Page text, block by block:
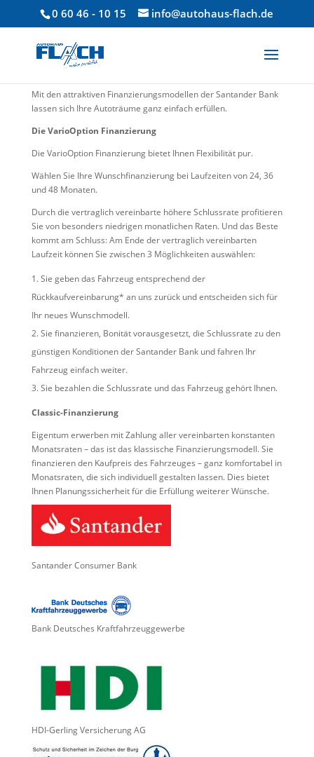
0 60 46 - 10 15 info@autohaus-flach.de
Mit den attraktiven Finanzierungsmodellen der Santander Bank
lassen sich Ihre Autoträume ganz einfach erfüllen.
Die VarioOption Finanzierung
Die VarioOption Finanzierung bietet Ihnen Flexibilität pur.
Wählen Sie Ihre Wunschfinanzierung bei Laufzeiten von 24, 36
und 48 Monaten.
Durch die vertraglich vereinbarte höhere Schlussrate profitieren
Sie von besonders niedrigen monatlichen Raten. Und das Beste
kommt am Schluss: Am Ende der vertraglich vereinbarten
Laufzeit können Sie zwischen 3 Möglichkeiten auswählen:
Sie geben das Fahrzeug entsprechend der
Rückkaufvereinbarung* an uns zurück und entscheiden sich für
Ihr neues Wunschmodell.
Sie finanzieren, Bonität vorausgesetzt, die Schlussrate zu den
günstigen Konditionen der Santander Bank und fahren Ihr
Fahrzeug einfach weiter.
Sie bezahlen die Schlussrate und das Fahrzeug gehört Ihnen.
Classic-Finanzierung
Eigentum erwerben mit Zahlung aller vereinbarten konstanten
Monatsraten – das ist das klassische Finanzierungsmodell. Sie
finanzieren den Kaufpreis des Fahrzeuges – ganz komfortabel in
Monatsraten, die sich individuell gestalten lassen. Dies bietet
Ihnen Planungssicherheit für die Erfüllung weiterer Wünsche.
Santander Consumer Bank
Bank Deutsches Kraftfahrzeuggewerbe
HDI-Gerling Versicherung AG